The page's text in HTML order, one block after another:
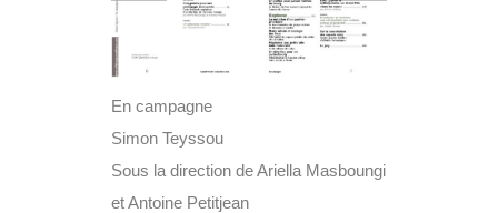
En campagne
Simon Teyssou
Sous la direction de Ariella Masboungi
et Antoine Petitjean